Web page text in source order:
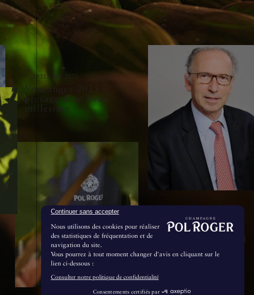
9 septembre 2025
Vendanges 2025 :
présage d'un beau
millésime
8 Juillet 2024
Le Conseil de
renforce
Continuer sans accepter
Nous utilisons des cookies pour réaliser
des statistiques de fréquentation et de
navigation du site.
Vous pourrez à tout moment changer d'avis en cliquant sur le
lien ci-dessous :
Consulter notre politique de confidentialité
Consentements certifiés par